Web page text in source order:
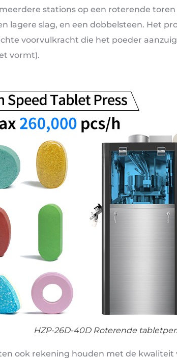
stations op een roterende
lagere slag, en een dobbelsteen. Het
voorvulkracht die het poeder
vormt).
HZP-26D-40D Roterende
ook rekening houden met de